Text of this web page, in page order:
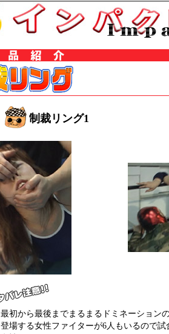
制裁リング1
最初から最後までまるまるドミネーション
登場する女性ファイターが6人もいるので